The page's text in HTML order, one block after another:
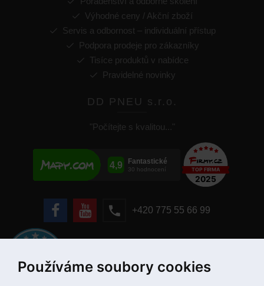
Používáme soubory cookies
Výhodné ceny / Akční zboží
Servis a odbornost – individuální přístup
Podpora prodeje pro zákazníky
Tisíce produktů v nabídce
Pravidelné novinky
DD PNEU s.r.o.
"Počítejte s kvalitou..."
+420 775 55 66 99